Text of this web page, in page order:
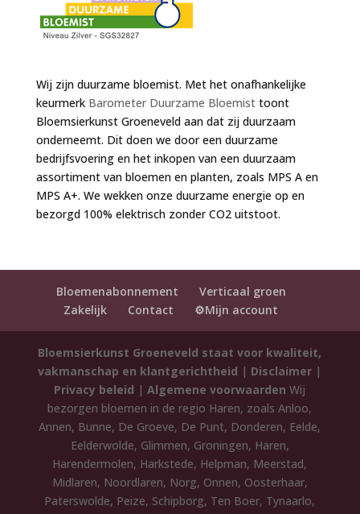
Wij zijn duurzame bloemist. Met het onafhankelijke
keurmerk Barometer Duurzame Bloemisttoont
Bloemsierkunst Groeneveld aan dat zij duurzaam
onderneemt. Dit doen we door een duurzame
bedrijfsvoering en het inkopen van een duurzaam
assortiment van bloemen en planten, zoals MPS A en
MPS A+. We wekken onze duurzame energie op en
bezorgd 100% elektrisch zonder CO2 uitstoot.
Bloemenabonnement
Verticaal groen
Zakelijk
Contact ⚙️Mijn account
Bloemsierkunst Groeneveld staat voor kwaliteit,
vakmanschap en klantgerichtheid | Disclaimer |
Privacy beleid |Algemene voorwaarden Wij
bezorgen bloemen in de regio Haren, zoals Anloo,
Annen, Bunne, De Groeve, De Punt, Donderen, Eelde,
Eelderwolde, Glimmen, Groningen, Haren,
Harendermolen, Harkstede, Helpman, Meerstad,
Midlaren, Noordlaren, Norg, Onnen, Oosterhaar,
Paterswolde, Peize, Schipborg, Ten Boer, Tynaarlo,